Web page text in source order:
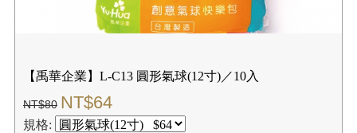
【禹華企業】L-C13 圓形氣球(12寸)／10入
NT$80 NT$64
規格: